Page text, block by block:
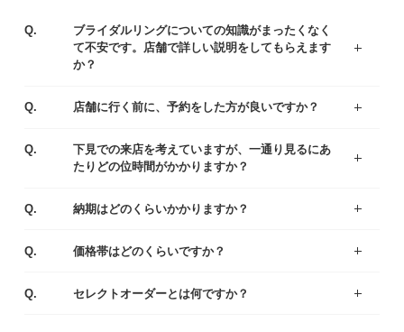
Q.
ブライダルリングについての知識がまったくなく
て不安です。店舗で詳しい説明をしてもらえます
か？
Q.
店舗に行く前に、予約をした方が良いですか？
Q.
下見での来店を考えていますが、一通り見るにあ
たりどの位時間がかかりますか？
Q.
納期はどのくらいかかりますか？
Q.
価格帯はどのくらいですか？
Q.
セレクトオーダーとは何ですか？